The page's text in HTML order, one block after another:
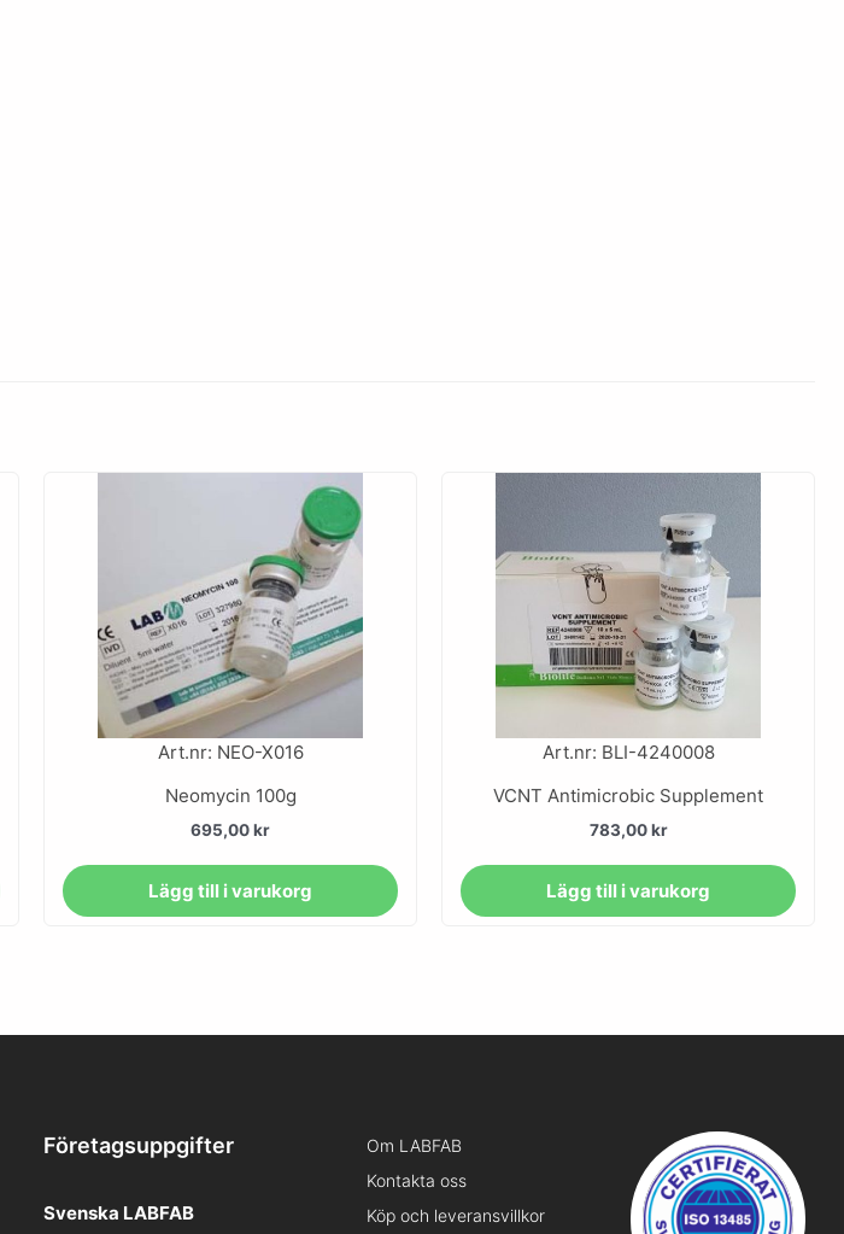
Art.nr: NEO-X016
Neomycin 100g
695,00kr
Lägg till i varukorg
Art.nr: BLI-4240008
VCNT Antimicrobic Supplement
783,00kr
Lägg till i varukorg
Företagsuppgifter
Svenska LABFAB
Om LABFAB
Kontakta oss
Köp och leveransvillkor